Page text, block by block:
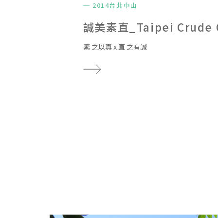
─ 2014台北中山
誠美素直_Taipei Crude
素 之以真 x 直 之有誠